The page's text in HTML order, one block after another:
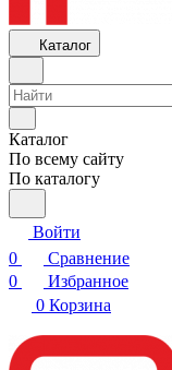
Каталог
Каталог
По всему сайту
По каталогу
Войти
0
Сравнение
0
Избранное
0 Корзина